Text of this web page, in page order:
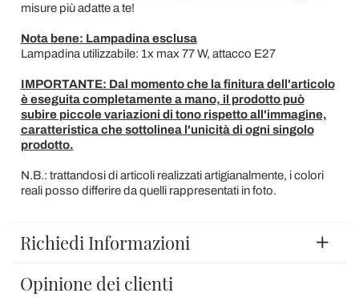
misure più adatte a te!
Nota bene: Lampadina esclusa
Lampadina utilizzabile: 1x max 77 W, attacco E27
IMPORTANTE: Dal momento che la finitura dell'articolo
è eseguita completamente a mano, il prodotto può
subire piccole variazioni di tono rispetto all'immagine,
caratteristica che sottolinea l'unicità di ogni singolo
prodotto.
N.B.: trattandosi di articoli realizzati artigianalmente, i colori
reali posso differire da quelli rappresentati in foto.
Richiedi Informazioni
Opinione dei clienti